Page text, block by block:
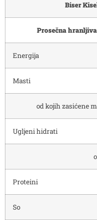
Biser
Prosečna
Energija
Masti
od kojih zasićene
Ugljeni hidrati
Proteini
So